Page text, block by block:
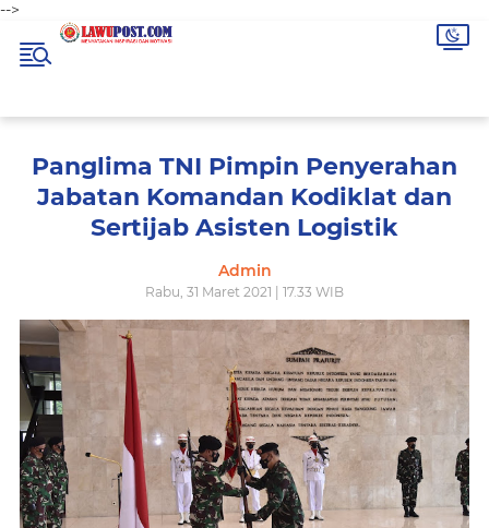
-->
Panglima TNI Pimpin Penyerahan
Jabatan Komandan Kodiklat dan
Sertijab Asisten Logistik
Admin
Rabu, 31 Maret 2021 | 17.33 WIB